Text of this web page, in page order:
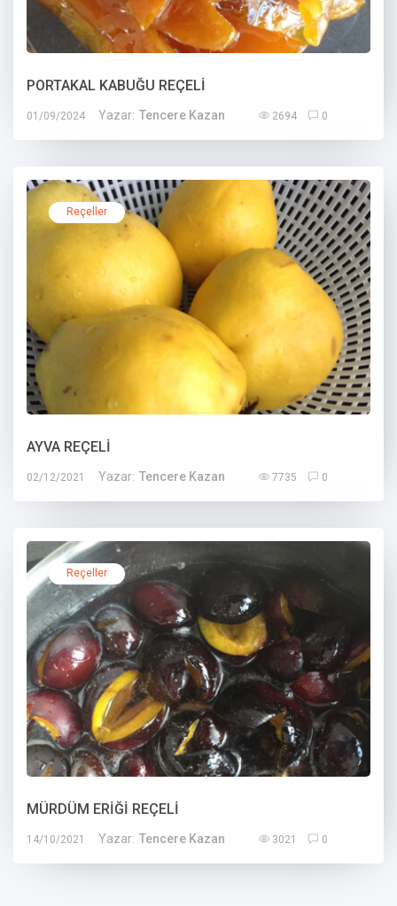
PORTAKAL KABUĞU REÇELİ
01/09/2024 Yazar: Tencere Kazan 2694 0
Reçeller
AYVA REÇELİ
02/12/2021 Yazar: Tencere Kazan 7735 0
Reçeller
MÜRDÜM ERİĞİ REÇELİ
14/10/2021 Yazar: Tencere Kazan 3021 0